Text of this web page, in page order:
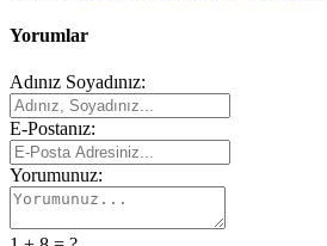
Yorumlar
Adınız Soyadınız:
E-Postanız:
Yorumunuz: